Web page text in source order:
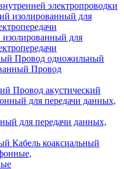
электропроводки
для
Провод одножильный
Провод
Провод акустический
для передачи данных,
Кабель коаксиальный